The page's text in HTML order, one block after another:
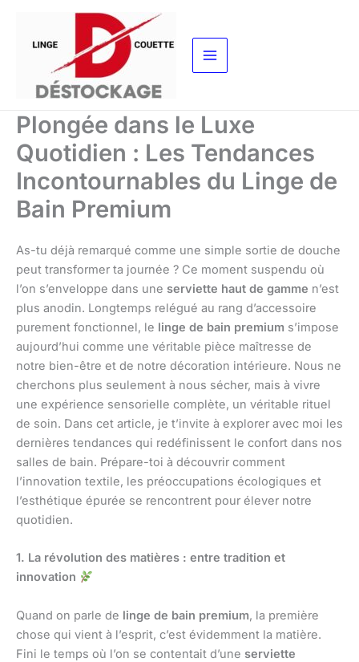
contenu
Plongée dans le Luxe
Quotidien : Les Tendances
Incontournables du Linge de
Bain Premium
As-tu déjà remarqué comme une simple sortie de douche
peut transformer ta journée ? Ce moment suspendu où
l’on s’enveloppe dans une serviette haut de gamme n’est
plus anodin. Longtemps relégué au rang d’accessoire
purement fonctionnel, le linge de bain premium s’impose
aujourd’hui comme une véritable pièce maîtresse de
notre bien-être et de notre décoration intérieure. Nous ne
cherchons plus seulement à nous sécher, mais à vivre
une expérience sensorielle complète, un véritable rituel
de soin. Dans cet article, je t’invite à explorer avec moi les
dernières tendances qui redéfinissent le confort dans nos
salles de bain. Prépare-toi à découvrir comment
l’innovation textile, les préoccupations écologiques et
l’esthétique épurée se rencontrent pour élever notre
quotidien.
1. La révolution des matières : entre tradition et
innovation
Quand on parle de linge de bain premium, la première
chose qui vient à l’esprit, c’est évidemment la matière.
Fini le temps où l’on se contentait d’une serviette